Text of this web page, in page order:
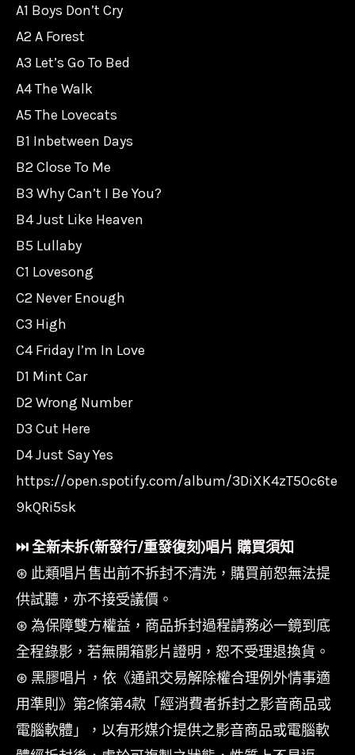
Acoustic
Hits/25
週
年/RSD26
數
量
A1 Boys Don’t Cry
A2 A Forest
A3 Let’s Go To Bed
A4 The Walk
A5 The Lovecats
B1 Inbetween Days
B2 Close To Me
B3 Why Can’t I Be You?
B4 Just Like Heaven
B5 Lullaby
C1 Lovesong
C2 Never Enough
C3 High
C4 Friday I’m In Love
D1 Mint Car
D2 Wrong Number
D3 Cut Here
D4 Just Say Yes
https://open.spotify.com/album/3DiXK4zT5Oc6te
9kQRi5sk
⏭︎ 全新未拆(新發行/重發復刻)唱片 購買須知
⊛ 此類唱片售出前不拆封不清洗，購買前恕無法提
供試聽，亦不接受議價。
⊛ 為保障雙方權益，商品拆封過程請務必一鏡到底
全程錄影，若無開箱影片證明，恕不受理退換貨。
⊛ 黑膠唱片，依《通訊交易解除權合理例外情事適
用準則》第2條第4款「經消費者拆封之影音商品或
電腦軟體」，以有形媒介提供之影音商品或電腦軟